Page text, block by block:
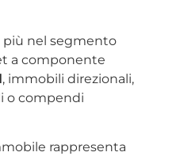
più nel segmento
a componente
, immobili direzionali,
o compendi
rappresenta